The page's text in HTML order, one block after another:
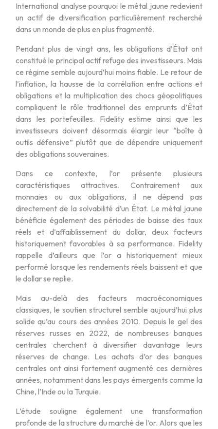
International analyse pourquoi le métal jaune redevient
un actif de diversification particulièrement recherché
dans un monde de plus en plus fragmenté.
Pendant plus de vingt ans, les obligations d’État ont
constitué le principal actif refuge des investisseurs. Mais
ce régime semble aujourd’hui moins fiable. Le retour de
l’inflation, la hausse de la corrélation entre actions et
obligations et la multiplication des chocs géopolitiques
compliquent le rôle traditionnel des emprunts d’État
dans les portefeuilles. Fidelity estime ainsi que les
investisseurs doivent désormais élargir leur “boîte à
outils défensive” plutôt que de dépendre uniquement
des obligations souveraines.
Dans ce contexte, l’or présente plusieurs
caractéristiques attractives. Contrairement aux
monnaies ou aux obligations, il ne dépend pas
directement de la solvabilité d’un État. Le métal jaune
bénéficie également des périodes de baisse des taux
réels et d’affaiblissement du dollar, deux facteurs
historiquement favorables à sa performance. Fidelity
rappelle d’ailleurs que l’or a historiquement mieux
performé lorsque les rendements réels baissent et que
le dollar se replie.
Mais au-delà des facteurs macroéconomiques
classiques, le soutien structurel semble aujourd’hui plus
solide qu’au cours des années 2010. Depuis le gel des
réserves russes en 2022, de nombreuses banques
centrales cherchent à diversifier davantage leurs
réserves de change. Les achats d’or des banques
centrales ont ainsi fortement augmenté ces dernières
années, notamment dans les pays émergents comme la
Chine, l’Inde ou la Turquie.
L’étude souligne également une transformation
profonde de la structure du marché de l’or. Alors que les